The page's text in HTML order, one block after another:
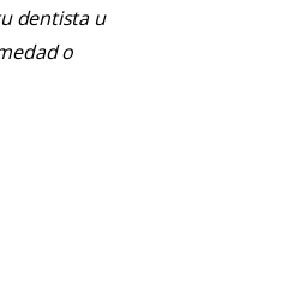
dentista u
o